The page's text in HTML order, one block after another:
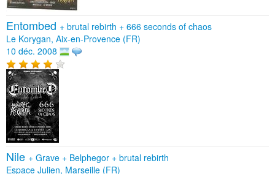
Entombed + brutal rebirth + 666 seconds of chaos
Le Korygan, Aix-en-Provence (FR)
10 déc. 2008
Nile + Grave + Belphegor + brutal rebirth
Espace Julien, Marseille (FR)